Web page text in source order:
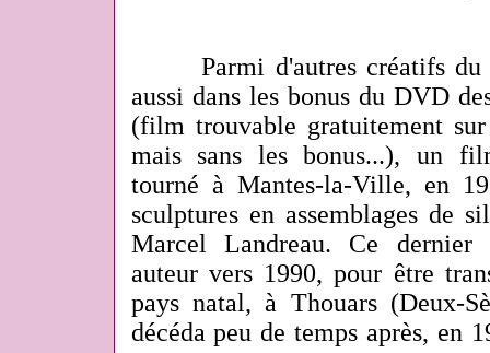
Parmi d'autres créatifs du
aussi dans les bonus du DVD
(film trouvable gratuitement
mais sans les bonus...), un
tourné à Mantes-la-Ville, en
sculptures en assemblages de
Marcel Landreau. Ce
auteur vers 1990, pour être
pays natal, à Thouars (Deux-
décéda peu de temps après, en